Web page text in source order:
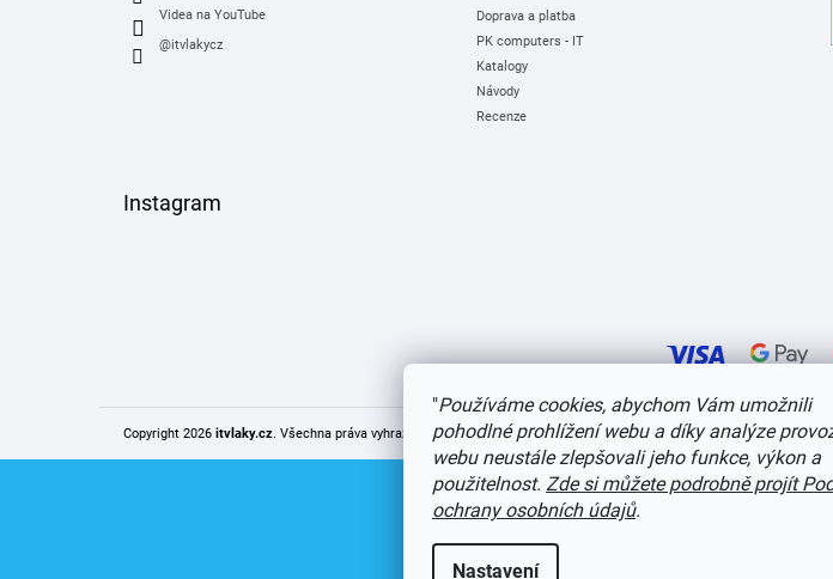
"Používáme cookies, abychom Vám umožnili
pohodlné prohlížení webu a díky analýze
webu neustále zlepšovali jeho funkce, výkon a
použitelnost. Zde si můžete podrobně projít
ochrany osobních údajů.
Nastavení
Videa na YouTube
@itvlakycz
Doprava a platba
PK computers - IT
Katalogy
Návody
Recenze
Instagram
Copyright 2026 itvlaky.cz. Všechna práva vyhrazena.Upravit nastavení cookies